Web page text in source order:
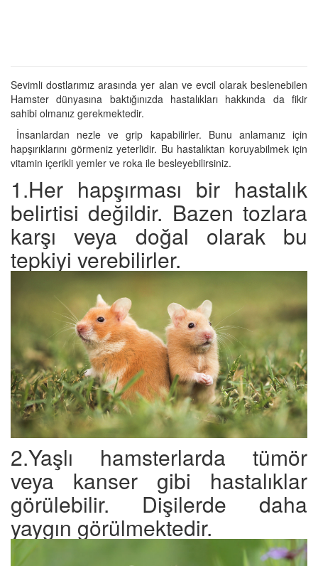
Sevimli dostlarımız arasında yer alan ve evcil olarak beslenebilen
Hamster dünyasına baktığınızda hastalıkları hakkında da fikir
sahibi olmanız gerekmektedir.
İnsanlardan nezle ve grip kapabilirler. Bunu anlamanız için
hapşırıklarını görmeniz yeterlidir. Bu hastalıktan koruyabilmek için
vitamin içerikli yemler ve roka ile besleyebilirsiniz.
1.Her hapşırması bir hastalık
belirtisi değildir. Bazen tozlara
karşı veya doğal olarak bu
tepkiyi verebilirler.
2.Yaşlı hamsterlarda tümör
veya kanser gibi hastalıklar
görülebilir. Dişilerde daha
yaygın görülmektedir.